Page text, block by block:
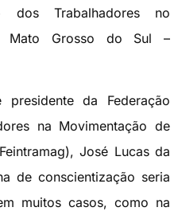
dos Trabalhadores no
Mato Grosso do Sul –
da Federação
na Movimentação de
José Lucas da
de conscientização seria
muitos casos, como na